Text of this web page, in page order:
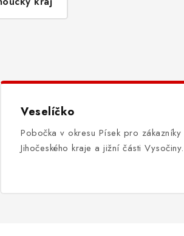
Veselíčko
Pobočka v okresu Písek pro zákazníky
Jihočeského kraje a jižní části Vysočiny.